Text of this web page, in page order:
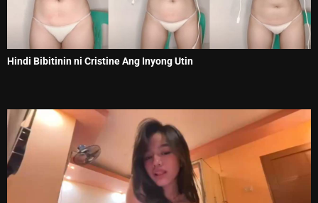
Hindi Bibitinin ni Cristine Ang Inyong Utin